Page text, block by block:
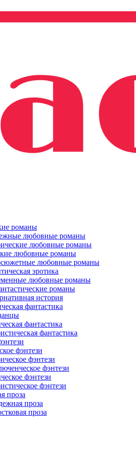
романы
любовные романы
любовные романы
любовные романы
любовные романы
эротика
любовные романы
романы
история
фантастика
фантастика
фантастика
фэнтези
фэнтези
фэнтези
фэнтези
фэнтези
проза
проза
проза